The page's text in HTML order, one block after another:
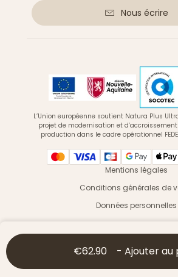
€62.90 - Ajouter au
Nous écrire
L’Union européenne soutient Natura Plus
projet de modernisation et
production dans le cadre opérationnel
Mentions légales
Conditions générales de
Données personnelles
© 2026 Ultra Premium Direct - Tous
Vous êtes un professionnel ? Une